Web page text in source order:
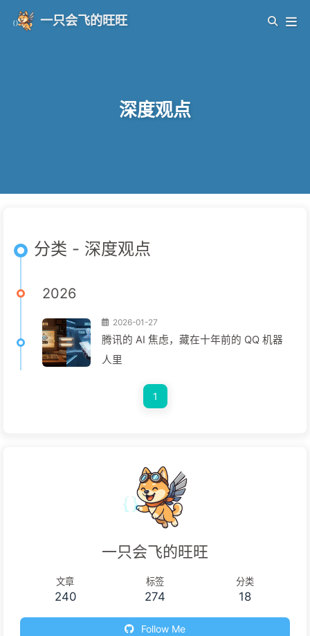
一只会飞的旺旺
深度观点
分类 - 深度观点
2026
2026-01-27
腾讯的 AI 焦虑，藏在十年前的 QQ 机器
人里
1
一只会飞的旺旺
文章
240
标签
274
分类
18
Follow Me